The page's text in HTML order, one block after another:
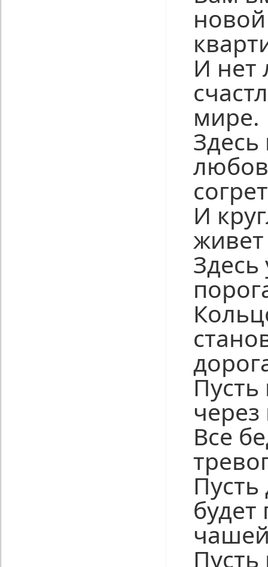
И нет
мире.
Здесь
И
живет
Пусть
Все
Пусть